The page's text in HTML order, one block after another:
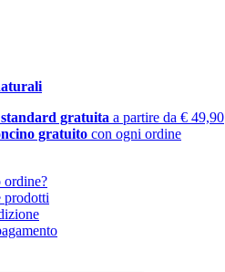
gratuita a partire da € 49,90
gratuito con ogni ordine
prodotti